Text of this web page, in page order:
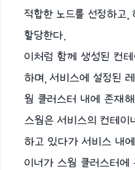
적합한 노드를 선정하고
할당한다.
이처럼 함께 생성된 컨
하며, 서비스에 설정된
웜 클러스터 내에 존재해
스웜은 서비스의 컨테이
하고 있다가 서비스 내
이너가 스웜 클러스터에